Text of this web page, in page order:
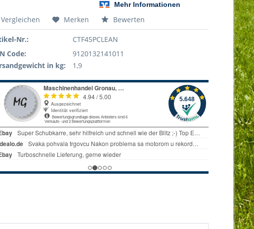
Vergleichen Merken Bewerten
Nr.:
CTF45PCLEAN
Code:
9120132141011
in kg:
1,9